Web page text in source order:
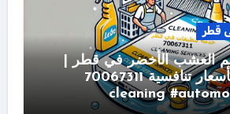
قطر
العشب الأخضر في قطر |
خدمة مميزة بأسعار تنافسية 70067311